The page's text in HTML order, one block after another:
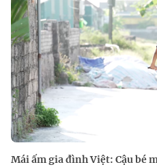
Mái ấm gia đình Việt: Cậu bé